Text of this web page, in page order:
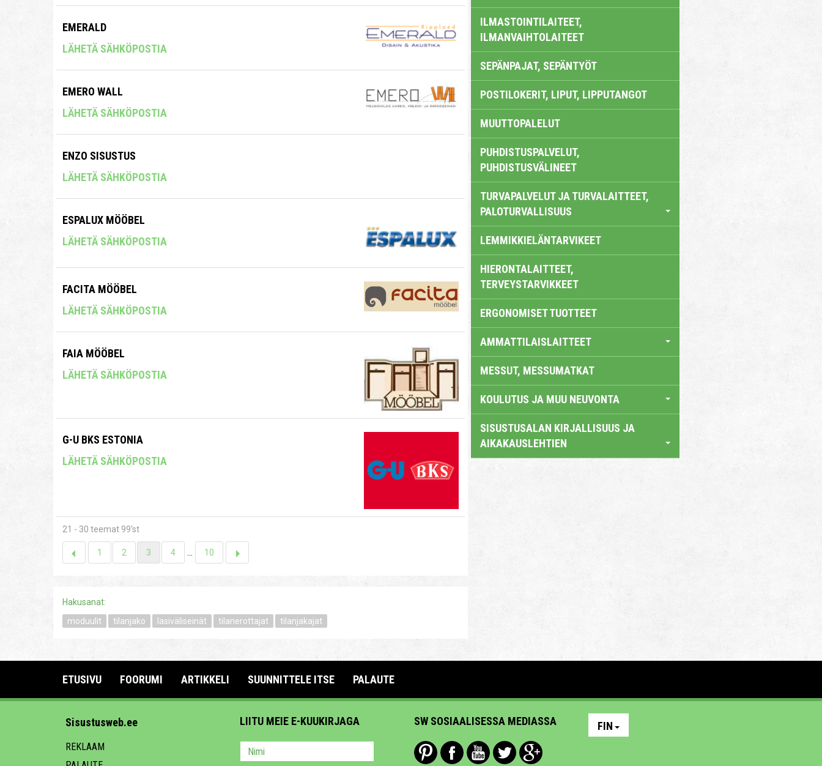
EMERALD
LÄHETÄ SÄHKÖPOSTIA
EMERO WALL
LÄHETÄ SÄHKÖPOSTIA
ENZO SISUSTUS
LÄHETÄ SÄHKÖPOSTIA
ESPALUX MÖÖBEL
LÄHETÄ SÄHKÖPOSTIA
FACITA MÖÖBEL
LÄHETÄ SÄHKÖPOSTIA
FAIA MÖÖBEL
LÄHETÄ SÄHKÖPOSTIA
G-U BKS ESTONIA
LÄHETÄ SÄHKÖPOSTIA
21 - 30 teemat 99'st
1 2 3 4 ... 10
Hakusanat:
moduulit
tilanjako lasiväliseinät tilanerottajat tilanjakajat
ILMASTOINTILAITEET,
ILMANVAIHTOLAITEET
SEPÄNPAJAT, SEPÄNTYÖT
POSTILOKERIT, LIPUT, LIPPUTANGOT
MUUTTOPALELUT
PUHDISTUSPALVELUT,
PUHDISTUSVÄLINEET
TURVAPALVELUT JA TURVALAITTEET,
PALOTURVALLISUUS
LEMMIKKIELÄNTARVIKEET
HIERONTALAITTEET,
TERVEYSTARVIKKEET
ERGONOMISET TUOTTEET
AMMATTILAISLAITTEET
MESSUT, MESSUMATKAT
KOULUTUS JA MUU NEUVONTA
SISUSTUSALAN KIRJALLISUUS JA
AIKAKAUSLEHTIEN
ETUSIVU FOORUMI ARTIKKELI SUUNNITTELE ITSE PALAUTE
Sisustusweb.ee
REKLAAM
LIITU MEIE E-KUUKIRJAGA SW SOSIAALISESSA MEDIASSA FIN